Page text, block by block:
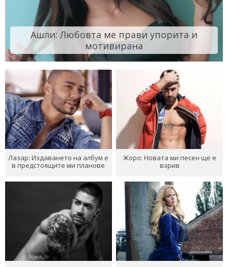
Ашли: Любовта ме прави упорита и
мотивирана
Лазар: Издаването на албум е
в предстоящите ми планове
Жоро: Новата ми песен ще е
взрив